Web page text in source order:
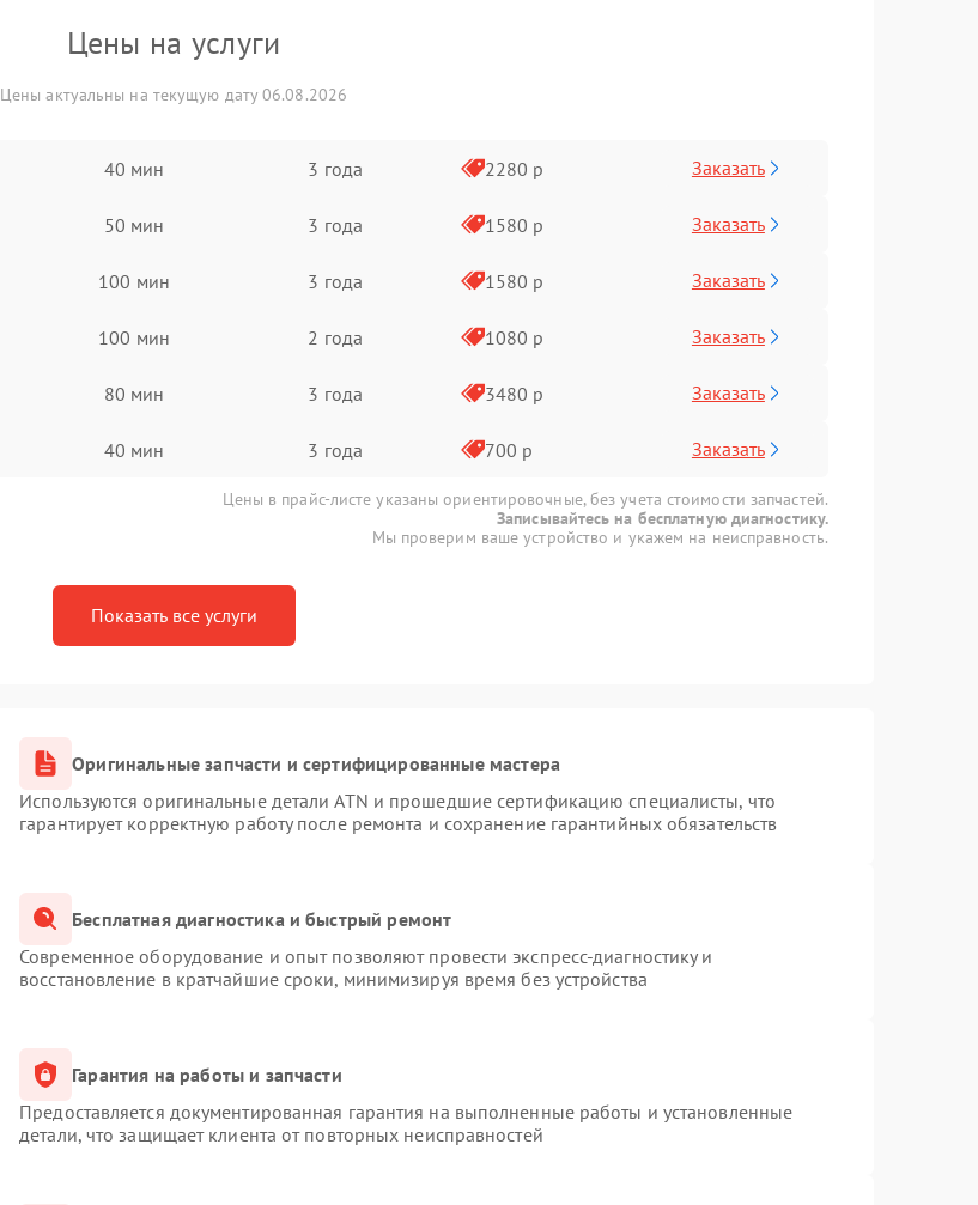
Цены на услуги
Цены актуальны на текущую дату 06.08.2026
40 мин 3 года 2280 р Заказать
50 мин 3 года 1580 р Заказать
100 мин 3 года 1580 р Заказать
100 мин 2 года 1080 р Заказать
80 мин 3 года 3480 р Заказать
40 мин 3 года 700 р Заказать
Цены в прайс-листе указаны ориентировочные, без учета стоимости запчастей.
Записывайтесь на бесплатную диагностику.
Мы проверим ваше устройство и укажем на неисправность.
Показать все услуги
Оригинальные запчасти и сертифицированные мастера
Используются оригинальные детали ATN и прошедшие сертификацию специалисты, что
гарантирует корректную работу после ремонта и сохранение гарантийных обязательств
Бесплатная диагностика и быстрый ремонт
Современное оборудование и опыт позволяют провести экспресс-диагностику и
восстановление в кратчайшие сроки, минимизируя время без устройства
Гарантия на работы и запчасти
Предоставляется документированная гарантия на выполненные работы и установленные
детали, что защищает клиента от повторных неисправностей